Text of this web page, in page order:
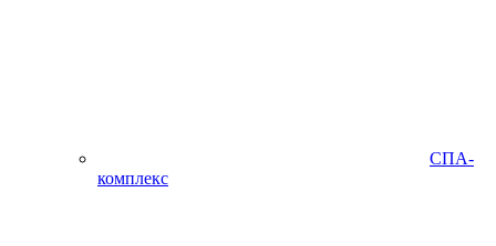
СПА-
комплекс